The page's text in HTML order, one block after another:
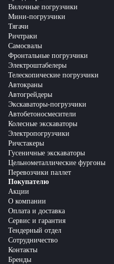
Вилочные погрузчики
Мини-погрузчики
Тягачи
Ричтраки
Самосвалы
Фронтальные погрузчики
Электроштабелеры
Телескопические погрузчики
Автокраны
Автогрейдеры
Экскаваторы-погрузчики
Автобетоносмесители
Колесные экскаваторы
Электропогрузчики
Ричстакеры
Гусеничные экскаваторы
Цельнометаллические фургоны
Перевозчики паллет
Покупателю
Акции
О компании
Оплата и доставка
Сервис и гарантия
Тендерный отдел
Сотрудничество
Контакты
Бренды